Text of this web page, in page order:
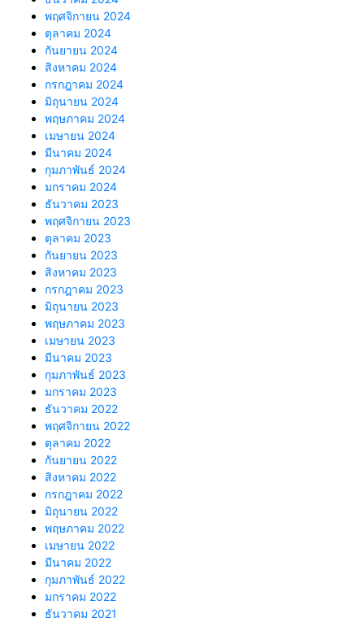
พฤศจิกายน 2024
ตุลาคม 2024
กันยายน 2024
สิงหาคม 2024
กรกฎาคม 2024
มิถุนายน 2024
พฤษภาคม 2024
เมษายน 2024
มีนาคม 2024
กุมภาพันธ์ 2024
มกราคม 2024
ธันวาคม 2023
พฤศจิกายน 2023
ตุลาคม 2023
กันยายน 2023
สิงหาคม 2023
กรกฎาคม 2023
มิถุนายน 2023
พฤษภาคม 2023
เมษายน 2023
มีนาคม 2023
กุมภาพันธ์ 2023
มกราคม 2023
ธันวาคม 2022
พฤศจิกายน 2022
ตุลาคม 2022
กันยายน 2022
สิงหาคม 2022
กรกฎาคม 2022
มิถุนายน 2022
พฤษภาคม 2022
เมษายน 2022
มีนาคม 2022
กุมภาพันธ์ 2022
มกราคม 2022
ธันวาคม 2021